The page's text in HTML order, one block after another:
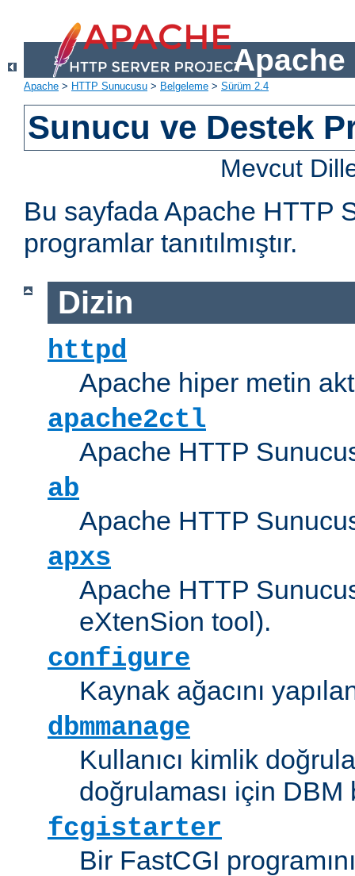
Apache
Apache > HTTP Sunucusu > Belgeleme > Sürüm 2.4
Sunucu ve Destek
Mevcut
Bu sayfada Apache HTTP
programlar tanıtılmıştır.
Dizin
httpd
Apache hiper metin
apache2ctl
Apache HTTP
ab
Apache HTTP
apxs
Apache HTTP
eXtenSion tool).
configure
Kaynak ağacını
dbmmanage
Kullanıcı kimlik
doğrulaması için
fcgistarter
Bir FastCGI programını